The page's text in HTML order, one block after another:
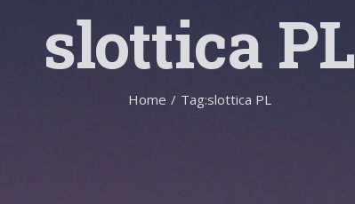
slottica PL
Home / Tag:slottica PL